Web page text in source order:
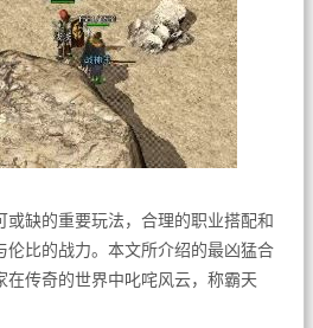
或缺的重要玩法，合理的职业搭配和
伦比的战力。本文所介绍的最凶猛合
在传奇的世界中叱咤风云，称霸天